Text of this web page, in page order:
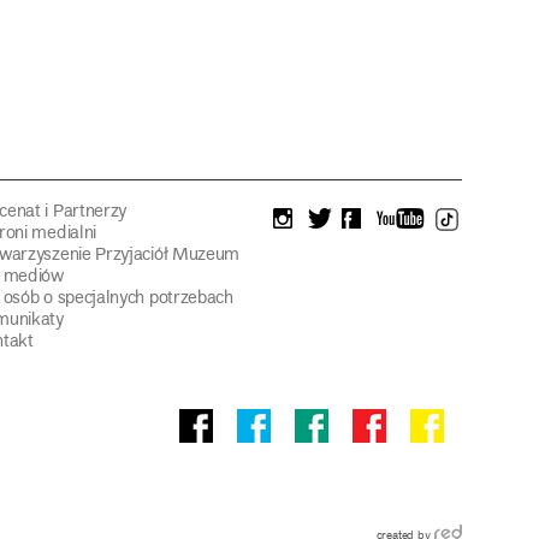
i Partnerzy
medialni
Przyjaciół Muzeum
o specjalnych potrzebach
instagram
twitterfacebookyoutube
tiktok
Facebook
Muzeum
facebook
Pawilonu
facebook
Muzeum
Facebook
Panoramy
facebook
Stowarzyszenie
Narodowego